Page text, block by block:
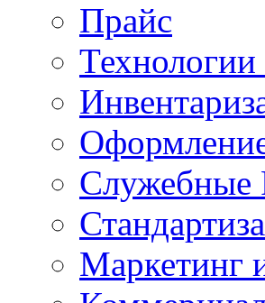
Прайс
Маркетинг